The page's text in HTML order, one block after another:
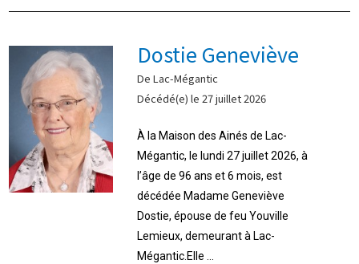
Dostie Geneviève
De Lac-Mégantic
Décédé(e) le 27 juillet 2026
À la Maison des Ainés de Lac-
Mégantic, le lundi 27 juillet 2026, à
l’âge de 96 ans et 6 mois, est
décédée Madame Geneviève
Dostie, épouse de feu Youville
Lemieux, demeurant à Lac-
Mégantic.Elle ...